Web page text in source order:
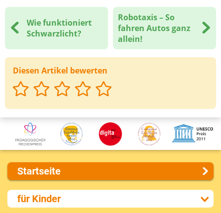
Wie funktioniert
Schwarzlicht?
Robotaxis – So
fahren Autos ganz
allein!
Diesen Artikel bewerten
Deine Nachricht
Startseite
Über uns
Presse
für Kinder